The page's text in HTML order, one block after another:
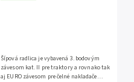
Šípová radlica je vybavená 3. bodovým
závesom kat. II pre traktory a rovnako tak
aj EURO závesom pre čelné nakladače